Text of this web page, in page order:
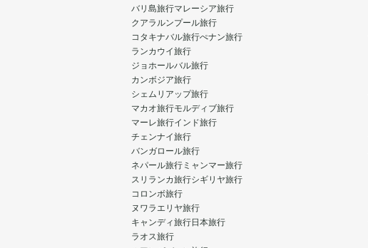
バリ島旅行マレーシア旅行
クアラルンプール旅行
コタキナバル旅行ぺナン旅行
ランカウイ旅行
ジョホールバル旅行
カンボジア旅行
シェムリアップ旅行
マカオ旅行モルディブ旅行
マーレ旅行インド旅行
チェンナイ旅行
バンガロール旅行
ネパール旅行 ミャンマー旅行
スリランカ旅行シギリヤ旅行
コロンボ旅行
ヌワラエリヤ旅行
キャンディ旅行日本旅行
ラオス旅行